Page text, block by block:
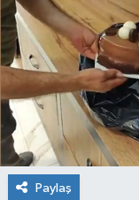
Paylaş
Güncel
Gündem
İlim & İrfan
Kültür &